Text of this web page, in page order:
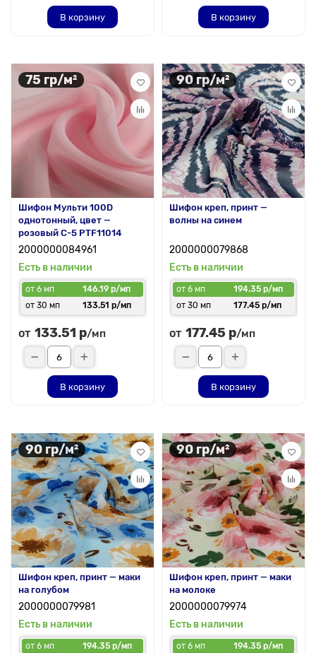
В корзину В корзину
75 гр/м²
Шифон Мульти 100D
однотонный, цвет —
розовый C-5 PTF11014
2000000084961
Есть в наличии
от 6 мп
146.19 р/мп
от 30 мп
133.51 р/мп
от 133.51 р/мп
В корзину
90 гр/м²
Шифон креп, принт —
волны на синем
2000000079868
Есть в наличии
от 6 мп
194.35 р/мп
от 30 мп
177.45 р/мп
от 177.45 р/мп
В корзину
90 гр/м²
Шифон креп, принт — маки
на голубом
2000000079981
Есть в наличии
от 6 мп
194.35 р/мп
90 гр/м²
Шифон креп, принт — маки
на молоке
2000000079974
Есть в наличии
от 6 мп
194.35 р/мп